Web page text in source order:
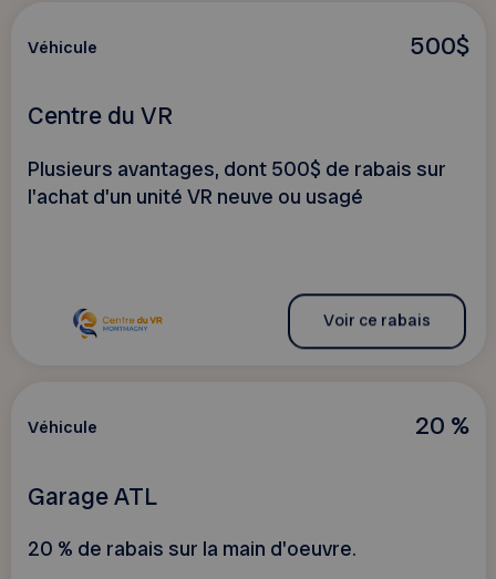
500$
Véhicule
Centre du VR
Plusieurs avantages, dont 500$ de rabais sur
l'achat d'un unité VR neuve ou usagé
Voir ce rabais
20 %
Véhicule
Garage ATL
20 % de rabais sur la main d'oeuvre.